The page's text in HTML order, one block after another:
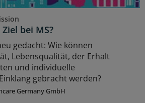
bei MS?
gedacht: Wie können
Lebensqualität, der Erhalt
und individuelle
gebracht werden?
Germany GmbH